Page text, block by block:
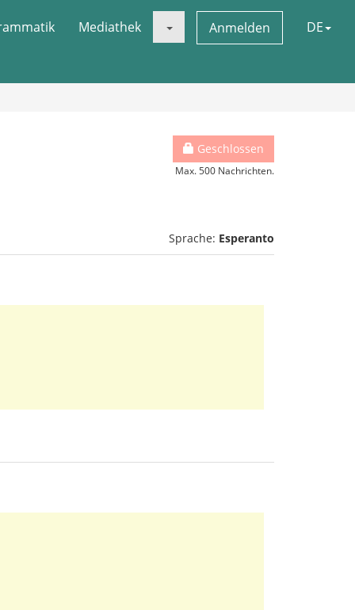
Mediathek Anmelden DE
Geschlossen
Max. 500 Nachrichten.
Sprache: Esperanto